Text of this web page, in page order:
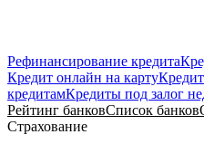
Рефинансирование кредита
Кредит онлайн на карту
кредитамКредиты под залог
Рейтинг банковСписок банков
Страхование